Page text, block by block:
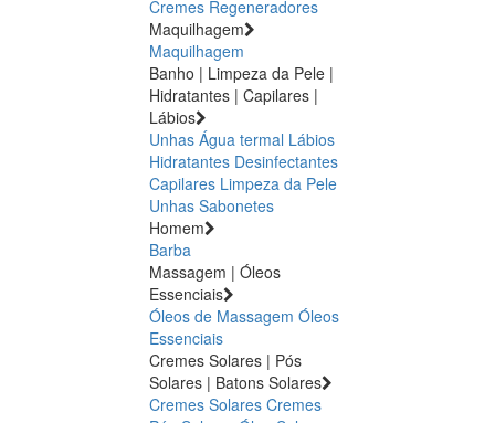
Cremes Regeneradores
Maquilhagem
Maquilhagem
Banho | Limpeza da Pele |
Hidratantes | Capilares |
Lábios
Unhas Água termal Lábios
Hidratantes Desinfectantes
Capilares Limpeza da Pele
Unhas Sabonetes
Homem
Barba
Massagem | Óleos
Essenciais
Óleos de Massagem Óleos
Essenciais
Cremes Solares | Pós
Solares | Batons Solares
Cremes Solares Cremes